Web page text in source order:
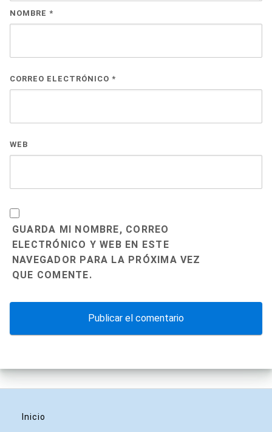
NOMBRE *
CORREO ELECTRÓNICO *
WEB
GUARDA MI NOMBRE, CORREO
ELECTRÓNICO Y WEB EN ESTE
NAVEGADOR PARA LA PRÓXIMA VEZ
QUE COMENTE.
Inicio